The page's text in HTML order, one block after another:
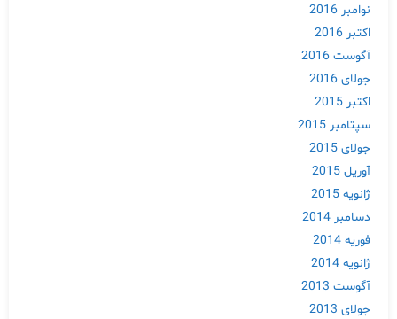
نوامبر 2016
اکتبر 2016
آگوست 2016
جولای 2016
اکتبر 2015
سپتامبر 2015
جولای 2015
آوریل 2015
ژانویه 2015
دسامبر 2014
فوریه 2014
ژانویه 2014
آگوست 2013
جولای 2013